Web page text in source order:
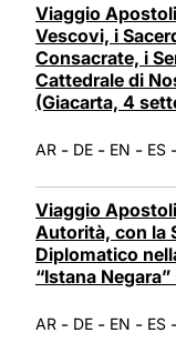
Viaggio
Vescovi, i
Consacrate, i
Cattedrale di
(Giacarta, 4
AR - DE - EN - ES
Viaggio
Autorità, con la
Diplomatico
“Istana
AR - DE - EN - ES